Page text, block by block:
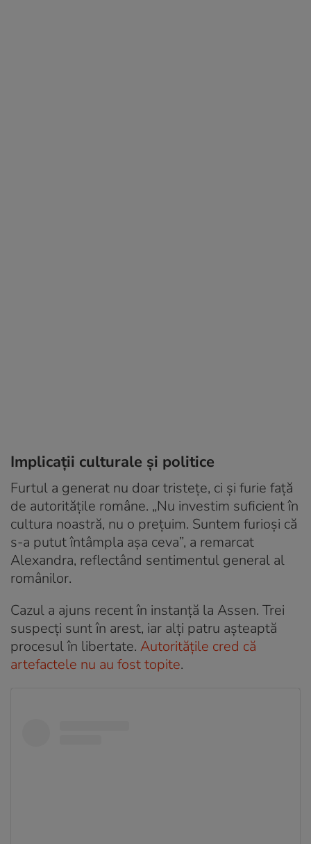
Implicații culturale și politice
Furtul a generat nu doar tristețe, ci și furie față
de autoritățile române. „Nu investim suficient în
cultura noastră, nu o prețuim. Suntem furioși că
s-a putut întâmpla așa ceva”, a remarcat
Alexandra, reflectând sentimentul general al
românilor.
Cazul a ajuns recent în instanță la Assen. Trei
suspecți sunt în arest, iar alți patru așteaptă
procesul în libertate. Autoritățile cred că
artefactele nu au fost topite.